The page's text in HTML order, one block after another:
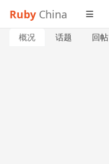
Ruby China
概况 话题 回帖